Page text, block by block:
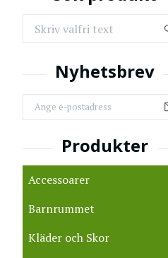
Accessoarer
Barnrummet
Kläder och Skor